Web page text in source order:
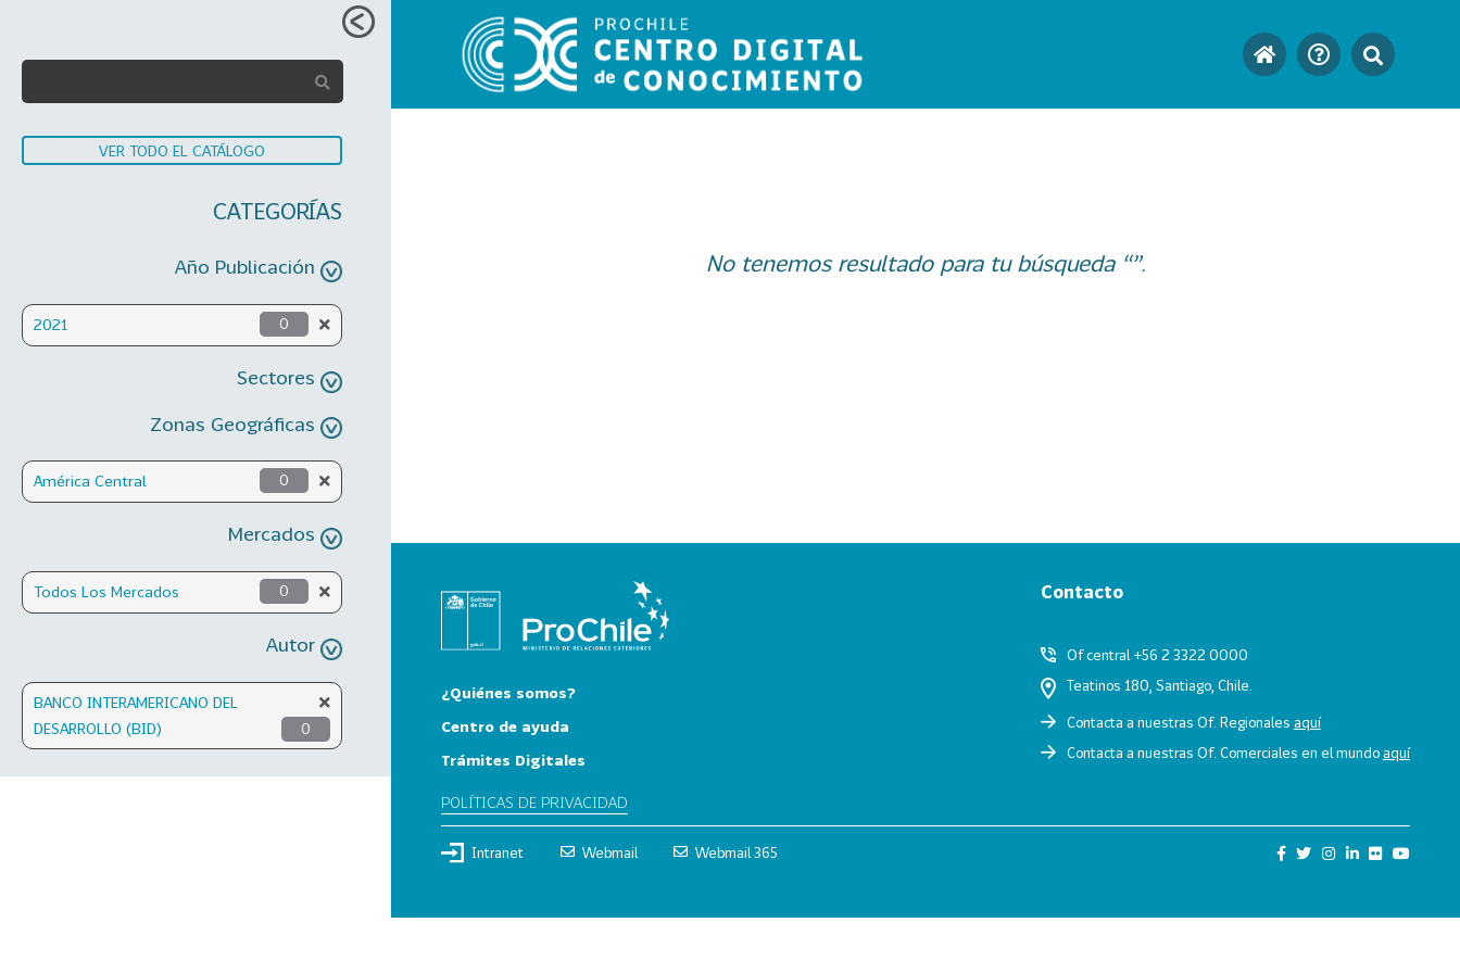
VER TODO EL CATÁLOGO
CATEGORÍAS
Año Publicación
2021 0
Sectores
Zonas Geográficas
América Central 0
Mercados
Todos Los Mercados 0
Autor
BANCO INTERAMERICANO DEL
DESARROLLO (BID)
0
No tenemos resultado para tu búsqueda “”.
¿Quiénes somos?
Centro de ayuda
Trámites Digitales
POLÍTICAS DE PRIVACIDAD
Contacto
Of central +56 2 3322 0000
Teatinos 180, Santiago, Chile.
Contacta a nuestras Of. Regionales aquí
Contacta a nuestras Of. Comerciales en el mundoaquí
Intranet Webmail Webmail 365